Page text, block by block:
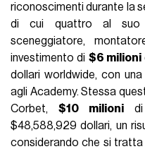
riconoscimenti durante la
di cui quattro al suo
sceneggiatore,
investimento di $6 milioni
dollari worldwide, con
agli Academy. Stessa
Corbet,$10 milioni di
$48,588,929 dollari, un
considerando che si tratta